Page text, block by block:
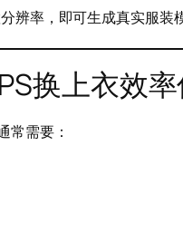
辨率，即可生成真实服装
换上衣效率
常需要：